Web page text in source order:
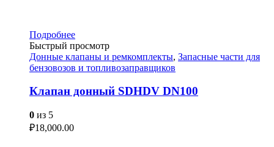
Подробнее
Быстрый просмотр
Донные клапаны и ремкомплекты, Запасные части для
бензовозов и топливозаправщиков
Клапан донный SDHDV DN100
0 из 5
₽18,000.00